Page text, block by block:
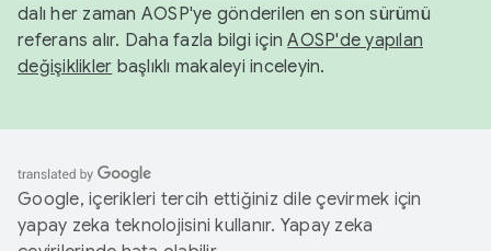
dalı her zaman AOSP'ye gönderilen en son sürümü
referans alır. Daha fazla bilgi içinAOSP'de yapılan
değişiklikler başlıklı makaleyi inceleyin.
Google, içerikleri tercih ettiğiniz dile çevirmek için
yapay zeka teknolojisini kullanır. Yapay zeka